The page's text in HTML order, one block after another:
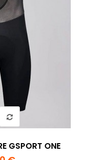
GSPORT ONE